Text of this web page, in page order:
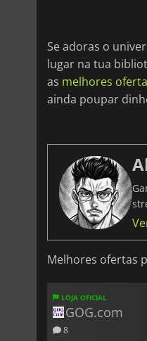
Se adoras o
lugar na tua
as melhores
ainda poupar
Melhores ofertas
LOJA OFICIAL
GOG.com
8